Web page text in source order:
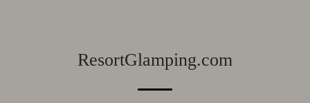
ResortGlamping.com